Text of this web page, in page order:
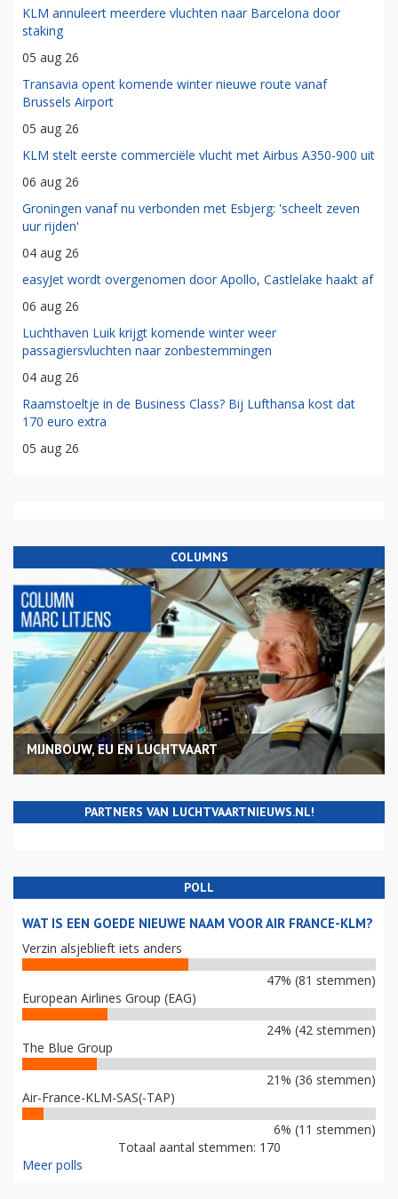
KLM annuleert meerdere vluchten naar Barcelona door
staking
05 aug 26
Transavia opent komende winter nieuwe route vanaf
Brussels Airport
05 aug 26
KLM stelt eerste commerciële vlucht met Airbus A350-900 uit
06 aug 26
Groningen vanaf nu verbonden met Esbjerg: 'scheelt zeven
uur rijden'
04 aug 26
easyJet wordt overgenomen door Apollo, Castlelake haakt af
06 aug 26
Luchthaven Luik krijgt komende winter weer
passagiersvluchten naar zonbestemmingen
04 aug 26
Raamstoeltje in de Business Class? Bij Lufthansa kost dat
170 euro extra
05 aug 26
COLUMNS
MIJNBOUW, EU EN LUCHTVAART
PARTNERS VAN LUCHTVAARTNIEUWS.NL!
POLL
WAT IS EEN GOEDE NIEUWE NAAM VOOR AIR FRANCE-KLM?
Verzin alsjeblieft iets anders
47% (81 stemmen)
European Airlines Group (EAG)
24% (42 stemmen)
The Blue Group
21% (36 stemmen)
Air-France-KLM-SAS(-TAP)
6% (11 stemmen)
Totaal aantal stemmen: 170
Meer polls